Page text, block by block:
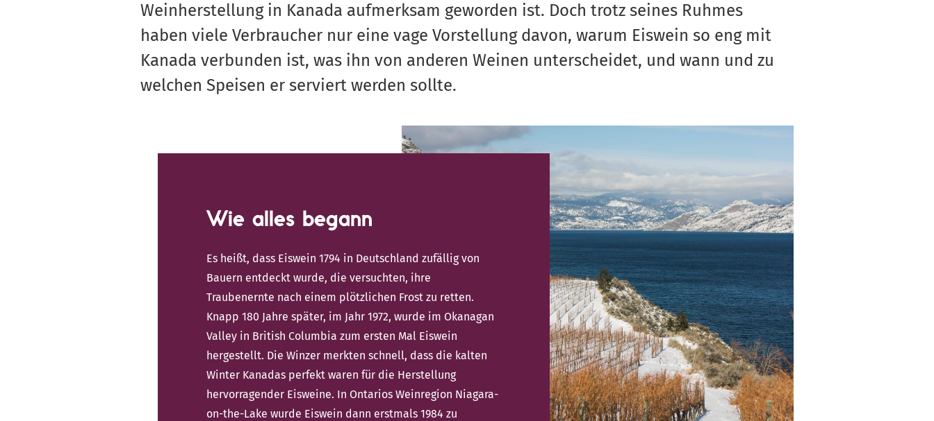
Weinherstellung in Kanada aufmerksam geworden ist. Doch trotz seines Ruhmes
haben viele Verbraucher nur eine vage Vorstellung davon, warum Eiswein so eng mit
Kanada verbunden ist, was ihn von anderen Weinen unterscheidet, und wann und zu
welchen Speisen er serviert werden sollte.
Wie alles begann
Es heißt, dass Eiswein 1794 in Deutschland zufällig von
Bauern entdeckt wurde, die versuchten, ihre
Traubenernte nach einem plötzlichen Frost zu retten.
Knapp 180 Jahre später, im Jahr 1972, wurde im Okanagan
Valley in British Columbia zum ersten Mal Eiswein
hergestellt. Die Winzer merkten schnell, dass die kalten
Winter Kanadas perfekt waren für die Herstellung
hervorragender Eisweine. In Ontarios Weinregion Niagara-
on-the-Lake wurde Eiswein dann erstmals 1984 zu